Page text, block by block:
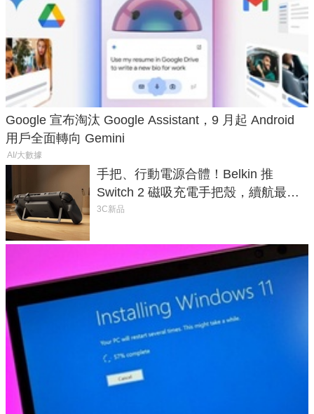
Google 宣布淘汰 Google Assistant，9 月起 Android
用戶全面轉向 Gemini
AI/大數據
手把、行動電源合體！Belkin 推
Switch 2 磁吸充電手把殼，續航最高
延長 1.5 倍
3C新品